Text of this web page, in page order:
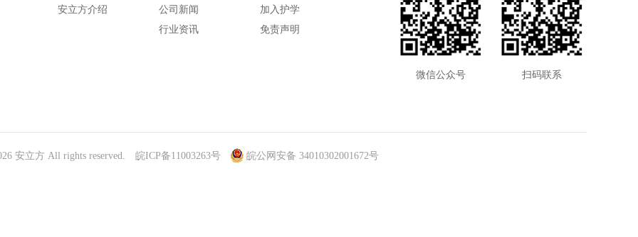
安立方 All rights reserved. 皖ICP备11003263号 皖公网安备 34010302001672号
微信公众号 扫码联系
安立方介绍
公司新闻
行业资讯
加入护学
免责声明